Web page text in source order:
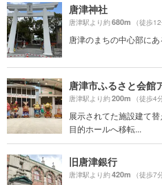
唐津神社
唐津駅より約680m （徒歩12
唐津のまちの中心部に
唐津市ふるさと会館
唐津駅より約200m （徒歩4
展示されてた施設建て
目的ホールへ移転...
旧唐津銀行
唐津駅より約420m （徒歩7